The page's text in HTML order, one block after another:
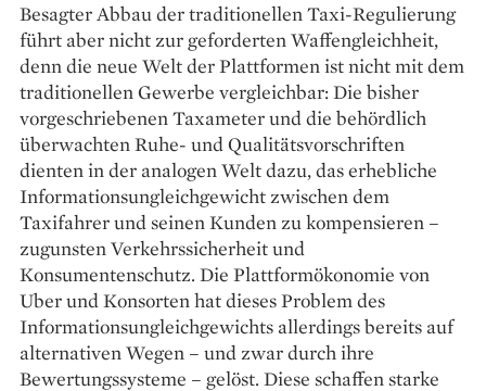
Besagter Abbau der traditionellen Taxi-Regulierung
führt aber nicht zur geforderten Waffengleichheit,
denn die neue Welt der Plattformen ist nicht mit dem
traditionellen Gewerbe vergleichbar: Die bisher
vorgeschriebenen Taxameter und die behördlich
überwachten Ruhe- und Qualitätsvorschriften
dienten in der analogen Welt dazu, das erhebliche
Informationsungleichgewicht zwischen dem
Taxifahrer und seinen Kunden zu kompensieren –
zugunsten Verkehrssicherheit und
Konsumentenschutz. Die Plattformökonomie von
Uber und Konsorten hat dieses Problem des
Informationsungleichgewichts allerdings bereits auf
alternativen Wegen – und zwar durch ihre
Bewertungssysteme – gelöst. Diese schaffen starke